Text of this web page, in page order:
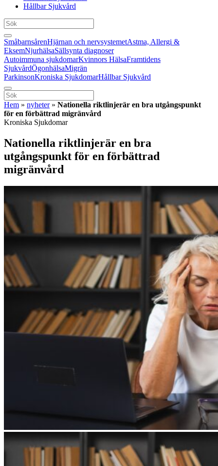
Hållbar Sjukvård
SmåbarnsårenHjärnan och nervsystemetAstma, Allergi &
EksemNjurhälsaSällsynta diagnoser
Autoimmuna sjukdomarKvinnors HälsaFramtidens
SjukvårdÖgonhälsaMigrän
ParkinsonKroniska SjukdomarHållbar Sjukvård
Hem » nyheter» Nationella riktlinjerär en bra utgångspunkt
för en förbättrad migränvård
Kroniska Sjukdomar
Nationella riktlinjerär en bra
utgångspunkt för en förbättrad
migränvård